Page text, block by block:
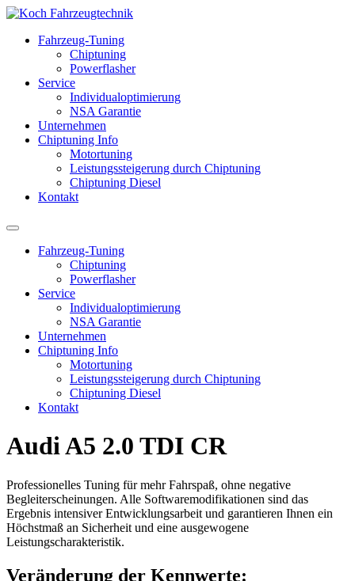
Fahrzeug-Tuning
Chiptuning
Powerflasher
Service
Individualoptimierung
NSA Garantie
Unternehmen
Chiptuning Info
Motortuning
Leistungssteigerung durch Chiptuning
Chiptuning Diesel
Kontakt
Fahrzeug-Tuning
Chiptuning
Powerflasher
Service
Individualoptimierung
NSA Garantie
Unternehmen
Chiptuning Info
Motortuning
Leistungssteigerung durch Chiptuning
Chiptuning Diesel
Kontakt
Audi A5 2.0 TDI CR
Professionelles Tuning für mehr Fahrspaß, ohne negative
Begleiterscheinungen. Alle Softwaremodifikationen sind das
Ergebnis intensiver Entwicklungsarbeit und garantieren Ihnen ein
Höchstmaß an Sicherheit und eine ausgewogene
Leistungscharakteristik.
Veränderung der Kennwerte: